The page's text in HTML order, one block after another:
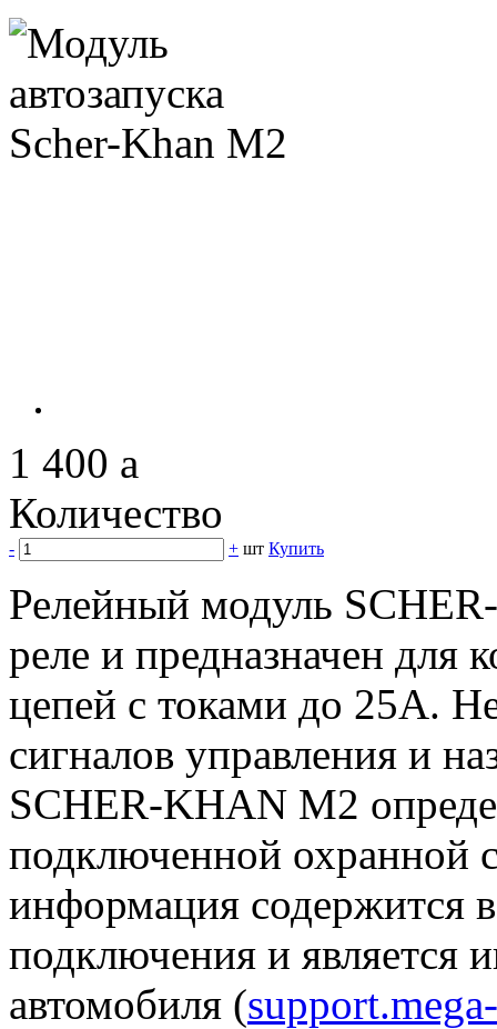
1 400 a
Количество
- + шт Купить
Релейный модуль
реле и предназначен для
цепей с токами до 25А.
сигналов управления и
SCHER-KHAN М2
подключенной охранной
информация содержится
подключения и является
автомобиля (